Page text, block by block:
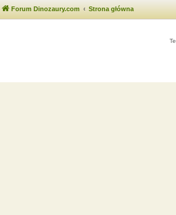
Forum Dinozaury.com Strona główna